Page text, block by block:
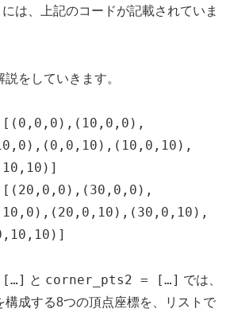
は、上記のコードが記載されていま
をしていきます。
[(0,0,0),(10,0,0),
[(20,0,0),(30,0,0),
[…] と corner_pts2 = […] では、
構成する8つの頂点座標を、リストで